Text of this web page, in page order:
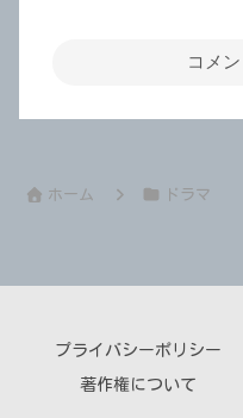
コメ
ホーム ドラマ
プライバシーポリシー
著作権について